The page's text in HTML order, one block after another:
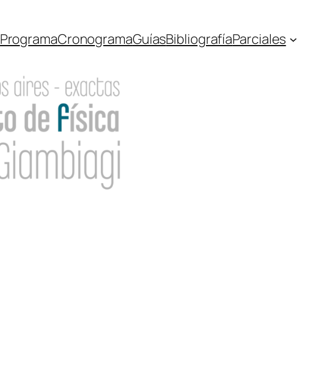
ProgramaCronogramaGuíasBibliografíaParciales